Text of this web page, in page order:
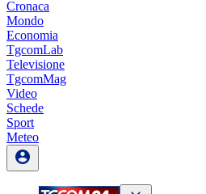
Cronaca
Mondo
Economia
TgcomLab
Televisione
TgcomMag
Video
Schede
Sport
Meteo